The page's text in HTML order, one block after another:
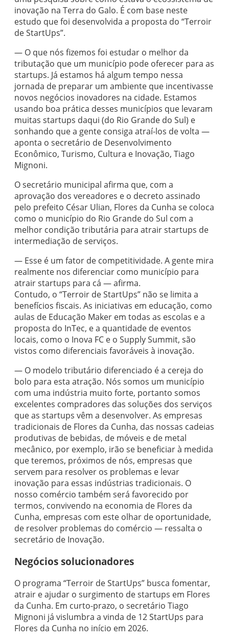
inovação na Terra do Galo. É com base neste
estudo que foi desenvolvida a proposta do “Terroir
de StartUps”.
— O que nós fizemos foi estudar o melhor da
tributação que um município pode oferecer para as
startups. Já estamos há algum tempo nessa
jornada de preparar um ambiente que incentivasse
novos negócios inovadores na cidade. Estamos
usando boa prática desses municípios que levaram
muitas startups daqui (do Rio Grande do Sul) e
sonhando que a gente consiga atraí-los de volta —
aponta o secretário de Desenvolvimento
Econômico, Turismo, Cultura e Inovação, Tiago
Mignoni.
O secretário municipal afirma que, com a
aprovação dos vereadores e o decreto assinado
pelo prefeito César Ulian, Flores da Cunha se coloca
como o município do Rio Grande do Sul com a
melhor condição tributária para atrair startups de
intermediação de serviços.
— Esse é um fator de competitividade. A gente mira
realmente nos diferenciar como município para
atrair startups para cá — afirma.
Contudo, o “Terroir de StartUps” não se limita a
benefícios fiscais. As iniciativas em educação, como
aulas de Educação Maker em todas as escolas e a
proposta do InTec, e a quantidade de eventos
locais, como o Inova FC e o Supply Summit, são
vistos como diferenciais favoráveis à inovação.
— O modelo tributário diferenciado é a cereja do
bolo para esta atração. Nós somos um município
com uma indústria muito forte, portanto somos
excelentes compradores das soluções dos serviços
que as startups vêm a desenvolver. As empresas
tradicionais de Flores da Cunha, das nossas cadeias
produtivas de bebidas, de móveis e de metal
mecânico, por exemplo, irão se beneficiar à medida
que teremos, próximos de nós, empresas que
servem para resolver os problemas e levar
inovação para essas indústrias tradicionais. O
nosso comércio também será favorecido por
termos, convivendo na economia de Flores da
Cunha, empresas com este olhar de oportunidade,
de resolver problemas do comércio — ressalta o
secretário de Inovação.
Negócios solucionadores
O programa “Terroir de StartUps” busca fomentar,
atrair e ajudar o surgimento de startups em Flores
da Cunha. Em curto-prazo, o secretário Tiago
Mignoni já vislumbra a vinda de 12 StartUps para
Flores da Cunha no início em 2026.